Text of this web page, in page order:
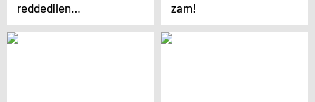
reddedilen
muhtarlardan TBMM
İçişleri Komisyonu
zam!